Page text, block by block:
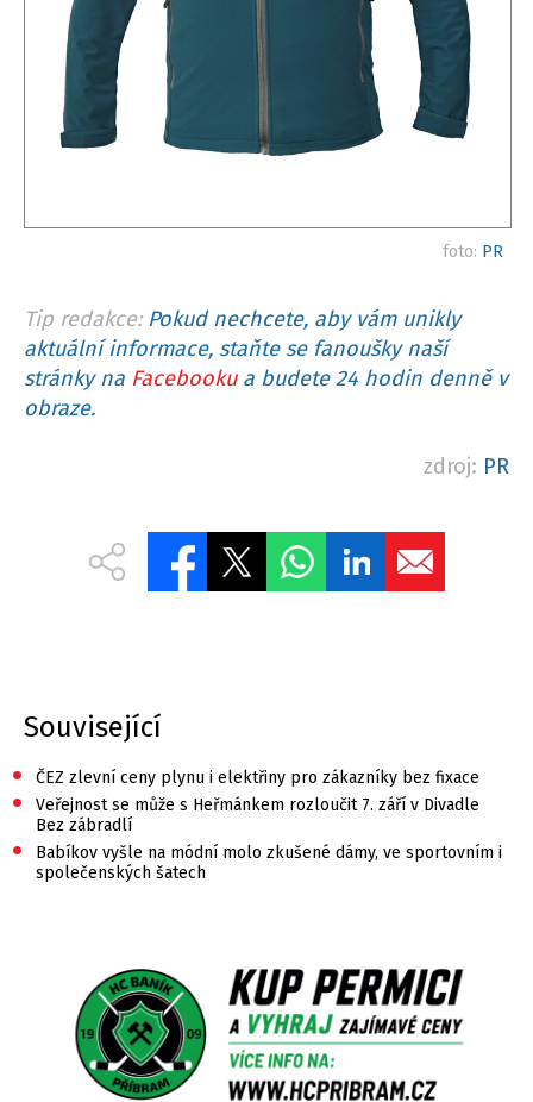
foto: PR
Tip redakce: Pokud nechcete, aby vám unikly
aktuální informace, staňte se fanoušky naší
stránky na Facebookua budete 24 hodin denně v
obraze.
zdroj: PR
Související
• ČEZ zlevní ceny plynu i elektřiny pro zákazníky bez fixace
•
Veřejnost se může s Heřmánkem rozloučit 7. září v Divadle
Bez zábradlí
•
Babíkov vyšle na módní molo zkušené dámy, ve sportovním i
společenských šatech